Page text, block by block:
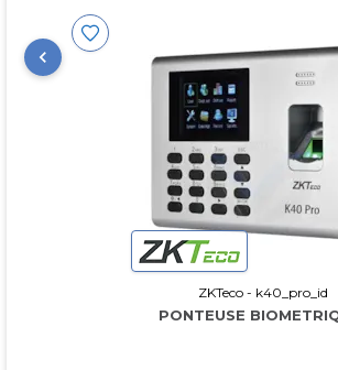
ZKTeco - k40_pro_id
PONTEUSE BIOMETRIQUE